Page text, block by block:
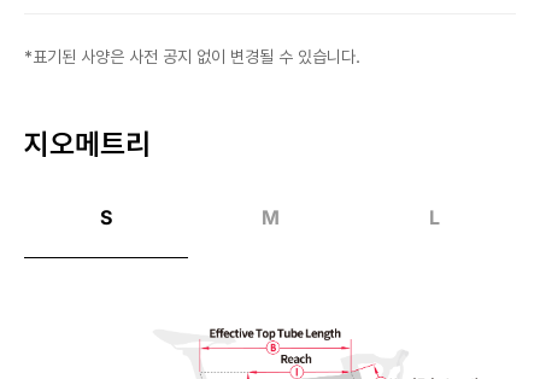
*표기된 사양은 사전 공지 없이 변경될 수 있습니다.
지오메트리
S M L